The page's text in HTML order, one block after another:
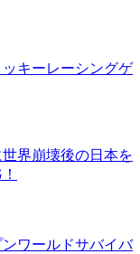
キーレーシングゲ
界崩壊後の日本を
ワールドサバイバ